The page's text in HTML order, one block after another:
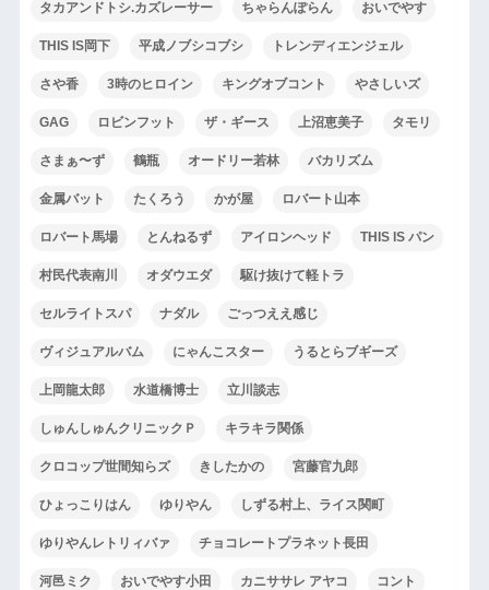
タカアンドトシ.カズレーサー ちゃらんぽらん おいでやす
THIS IS岡下 平成ノブシコブシ トレンディエンジェル
さや香 3時のヒロイン キングオブコント やさしいズ
GAG ロビンフット ザ・ギース 上沼恵美子 タモリ
さまぁ〜ず 鶴瓶 オードリー若林 バカリズム
金属バット たくろう かが屋 ロバート山本
ロバート馬場 とんねるず アイロンヘッド THIS IS パン
村民代表南川 オダウエダ 駆け抜けて軽トラ
セルライトスパ ナダル ごっつええ感じ
ヴィジュアルバム にゃんこスター うるとらブギーズ
上岡龍太郎 水道橋博士 立川談志
しゅんしゅんクリニックＰ キラキラ関係
クロコップ世間知らズ きしたかの 宮藤官九郎
ひょっこりはん ゆりやん しずる村上、ライス関町
ゆりやんレトリィバァ チョコレートプラネット長田
河邑ミク おいでやす小田 カニササレ アヤコ コント